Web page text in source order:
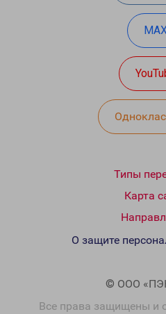
Типы
Карта
© ООО
Все права защищены и
О защите